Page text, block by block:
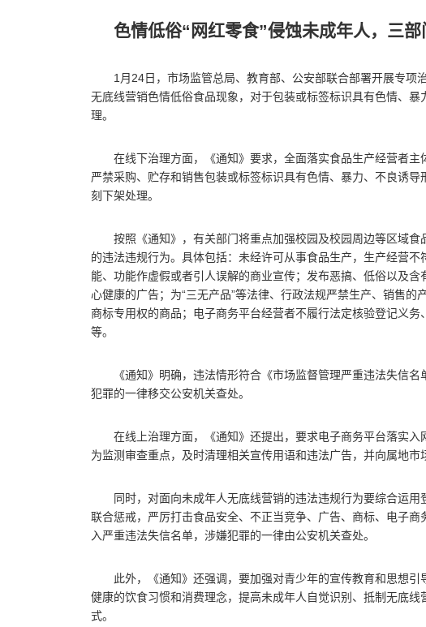
色情低俗“网红零食”侵蚀未成年人，三
1月24日，市场监管总局、教育部、公安部联合部署开展专项
无底线营销色情低俗食品现象，对于包装或标签标识具有色情、
理。
在线下治理方面，《通知》要求，全面落实食品生产经营者主
严禁采购、贮存和销售包装或标签标识具有色情、暴力、不良诱
刻下架处理。
按照《通知》，有关部门将重点加强校园及校园周边等区域
的违法违规行为。具体包括：未经许可从事食品生产，生产经营
能、功能作虚假或者引人误解的商业宣传；发布恶搞、低俗以及
心健康的广告；为“三无产品”等法律、行政法规严禁生产、销售
商标专用权的商品；电子商务平台经营者不履行法定核验登记义
等。
《通知》明确，违法情形符合《市场监督管理严重违法失信
犯罪的一律移交公安机关查处。
在线上治理方面，《通知》还提出，要求电子商务平台落实
为监测审查重点，及时清理相关宣传用语和违法广告，并向属地市
同时，对面向未成年人无底线营销的违法违规行为要综合运
联合惩戒，严厉打击食品安全、不正当竞争、广告、商标、电子
入严重违法失信名单，涉嫌犯罪的一律由公安机关查处。
此外，《通知》还强调，要加强对青少年的宣传教育和思想
健康的饮食习惯和消费理念，提高未成年人自觉识别、抵制无底
式。